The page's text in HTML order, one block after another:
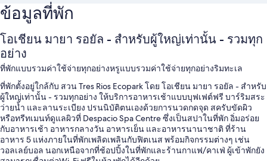
ข้อมูลที่พัก
โอเชียน มายา รอยัล - สำหรับผู้ใหญ่เท่านั้น - รวมทุก
อย่าง
ที่พักแบบรวมค่าใช้จ่ายทุกอย่างหรูแบบรวมค่าใช้จ่ายทุกอย่างริมทะเล
ที่พักตั้งอยู่ใกล้กับ สวน Tres Rios Ecopark โดย โอเชียน มายา รอยัล - สำหรับ
ผู้ใหญ่เท่านั้น - รวมทุกอย่าง ให้บริการอาหารเช้าแบบบุฟเฟต์ฟรี บาร์ริมสระ
ว่ายน้ำ และลานระเบียง ปรนนิบัติตนเองด้วยการนวดกดจุด สครับขัดผิว
หรือทรีทเมนท์ดูแลผิวที่ Despacio Spa Centre ซึ่งเป็นสปาในที่พัก อิ่มอร่อย
กับอาหารเช้า อาหารกลางวัน อาหารเย็น และอาหารนานาชาติ ที่ร้าน
อาหาร 5 แห่งภายในที่พักเพลิดเพลินกับฟิตเนส พร้อมกิจกรรมต่างๆ เช่น
วอลเลย์บอล นอกเหนือจากที่ช้อปปิ้งในที่พักและร้านกาแฟ/คาเฟ่ ผู้เข้าพักยัง